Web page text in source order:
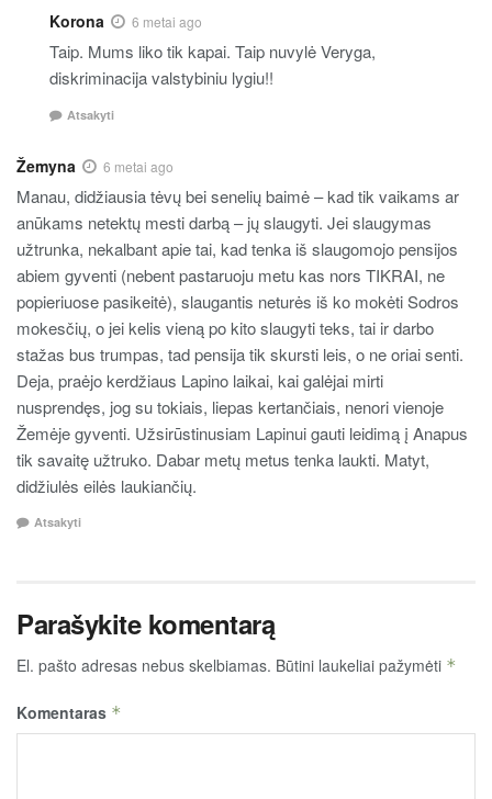
Korona 6 metai ago
Taip. Mums liko tik kapai. Taip nuvylė Veryga,
diskriminacija valstybiniu lygiu!!
Atsakyti
Žemyna 6 metai ago
Manau, didžiausia tėvų bei senelių baimė – kad tik vaikams ar
anūkams netektų mesti darbą – jų slaugyti. Jei slaugymas
užtrunka, nekalbant apie tai, kad tenka iš slaugomojo pensijos
abiem gyventi (nebent pastaruoju metu kas nors TIKRAI, ne
popieriuose pasikeitė), slaugantis neturės iš ko mokėti Sodros
mokesčių, o jei kelis vieną po kito slaugyti teks, tai ir darbo
stažas bus trumpas, tad pensija tik skursti leis, o ne oriai senti.
Deja, praėjo kerdžiaus Lapino laikai, kai galėjai mirti
nusprendęs, jog su tokiais, liepas kertančiais, nenori vienoje
Žemėje gyventi. Užsirūstinusiam Lapinui gauti leidimą į Anapus
tik savaitę užtruko. Dabar metų metus tenka laukti. Matyt,
didžiulės eilės laukiančių.
Atsakyti
Parašykite komentarą
El. pašto adresas nebus skelbiamas. Būtini laukeliai pažymėti *
Komentaras *